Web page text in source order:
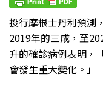
投行摩根士丹利預測
2019年的三成，至
升的確診病例表明，
會發生重大變化。」